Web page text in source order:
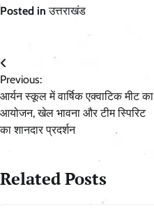
Posted inउत्तराखंड
Post
navigation
Previous:
आर्यन स्कूल में वार्षिक एक्वाटिक मीट का
आयोजन, खेल भावना और टीम स्पिरिट
का शानदार प्रदर्शन
Related Posts